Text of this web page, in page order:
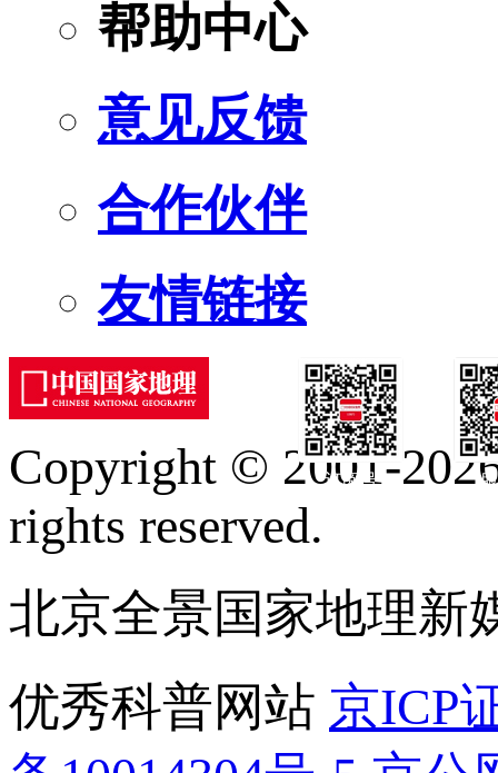
帮助中心
意见反馈
合作伙伴
友情链接
订阅号
Copyright © 2001-
rights reserved.
北京全景国家地理新
优秀科普网站 京ICP